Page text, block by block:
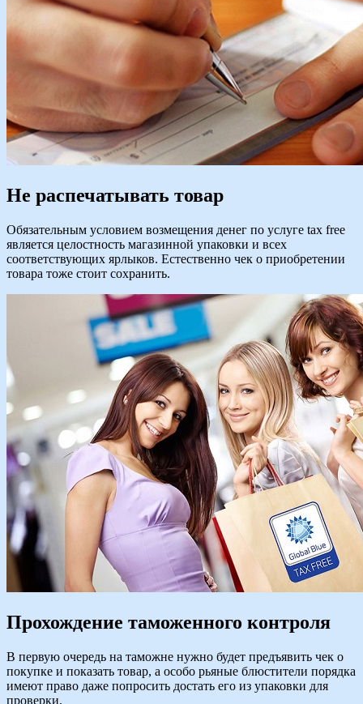
Не распечатывать товар
Обязательным условием возмещения денег по услуге tax free
является целостность магазинной упаковки и всех
соответствующих ярлыков. Естественно чек о приобретении
товара тоже стоит сохранить.
Прохождение таможенного контроля
В первую очередь на таможне нужно будет предъявить чек о
покупке и показать товар, а особо рьяные блюстители порядка
имеют право даже попросить достать его из упаковки для
проверки.